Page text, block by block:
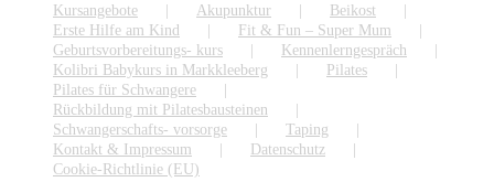
Kursangebote
Akupunktur
Beikost
Erste Hilfe am Kind
Fit & Fun – Super Mum
Geburtsvorbereitungs- kurs
Kennenlerngespräch
Kolibri Babykurs in Markkleeberg
Pilates
Pilates für Schwangere
Rückbildung mit Pilatesbausteinen
Schwangerschafts- vorsorge
Taping
Kontakt & Impressum
Datenschutz
Cookie-Richtlinie (EU)